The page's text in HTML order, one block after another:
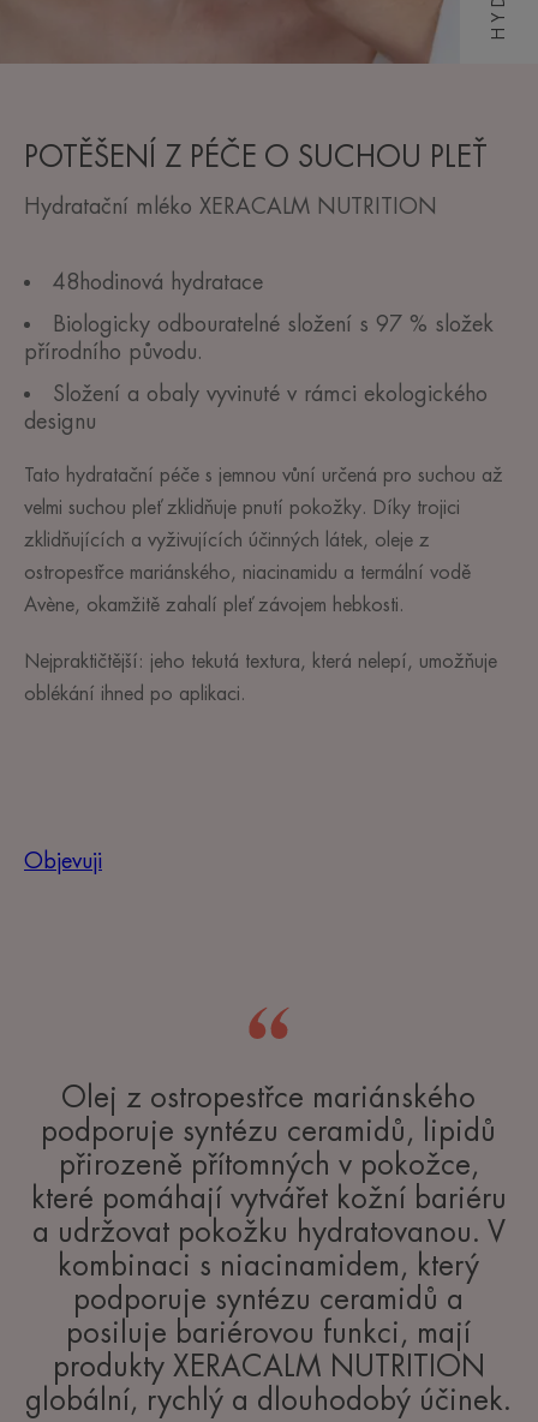
POTĚŠENÍ Z PÉČE O SUCHOU PLEŤ
Hydratační mléko XERACALM NUTRITION
48hodinová hydratace
Biologicky odbouratelné složení s 97 % složek
přírodního původu.
Složení a obaly vyvinuté v rámci ekologického
designu
Tato hydratační péče s jemnou vůní určená pro suchou až
velmi suchou pleť zklidňuje pnutí pokožky. Díky trojici
zklidňujících a vyživujících účinných látek, oleje z
ostropestřce mariánského, niacinamidu a termální vodě
Avène, okamžitě zahalí pleť závojem hebkosti.
Nejpraktičtější: jeho tekutá textura, která nelepí, umožňuje
oblékání ihned po aplikaci.
Objevuji
Olej z ostropestřce mariánského
podporuje syntézu ceramidů, lipidů
přirozeně přítomných v pokožce,
které pomáhají vytvářet kožní bariéru
a udržovat pokožku hydratovanou. V
kombinaci s niacinamidem, který
podporuje syntézu ceramidů a
posiluje bariérovou funkci, mají
produkty XERACALM NUTRITION
globální, rychlý a dlouhodobý účinek.